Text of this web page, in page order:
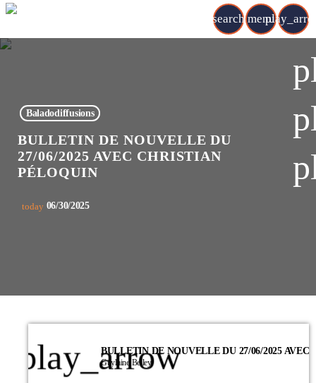
search menu
Baladodiffusions
BULLETIN DE NOUVELLE DU
27/06/2025 AVEC CHRISTIAN
PÉLOQUIN
today 06/30/2025
play_arrow
Guylaine Belley